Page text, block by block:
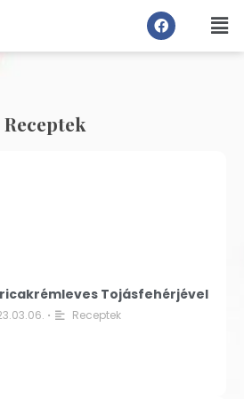
Receptek
Tojásfehérjével
• Receptek